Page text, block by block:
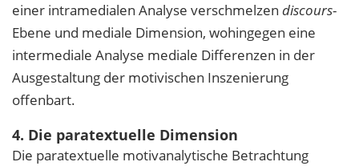
einer intramedialen Analyse verschmelzen discours-
Ebene und mediale Dimension, wohingegen eine
intermediale Analyse mediale Differenzen in der
Ausgestaltung der motivischen Inszenierung
offenbart.
4. Die paratextuelle Dimension
Die paratextuelle motivanalytische Betrachtung